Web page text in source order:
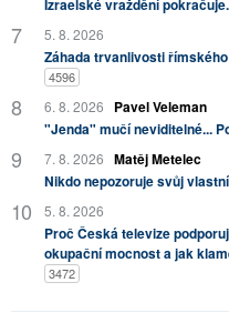
Izraelské vraždění
5. 8. 2026
Záhada trvanlivosti
4596
6. 8. 2026
Pavel Veleman
"Jenda" mučí neviditelné...
7. 8. 2026 Matěj Metelec
Nikdo nepozoruje svůj
5. 8. 2026
Proč Česká televize
okupační mocnost a jak
3472